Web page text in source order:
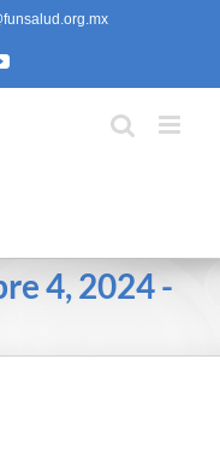
YouTube
4, 2024 -